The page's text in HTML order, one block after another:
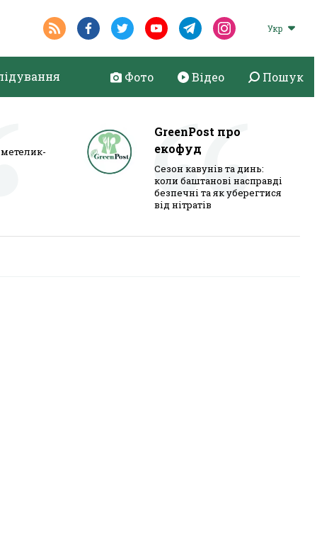
Укр
Фото Відео Пошук
GreenPost про
екофуд
Сезон кавунів та динь:
коли баштанові насправді
безпечні та як уберегтися
від нітратів